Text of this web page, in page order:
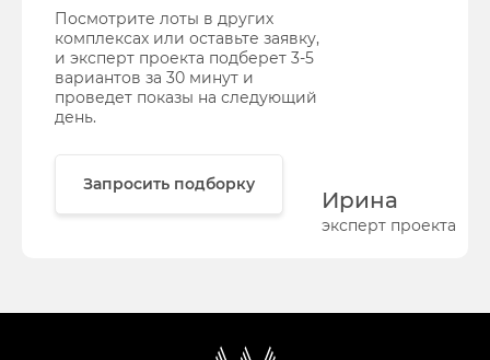
Посмотрите лоты в других
комплексах или оставьте заявку,
и эксперт проекта подберет 3-5
вариантов за 30 минут и
проведет показы на следующий
день.
Запросить подборку
Ирина
эксперт проекта